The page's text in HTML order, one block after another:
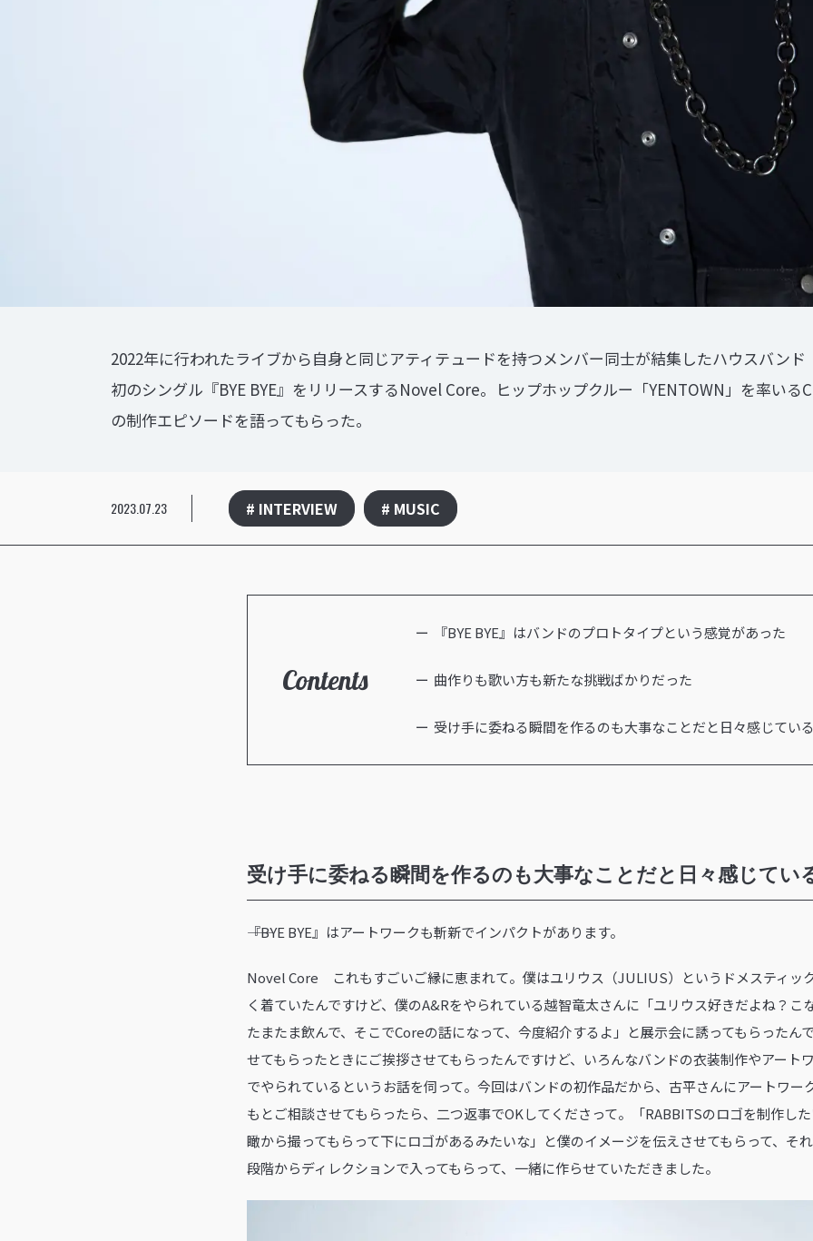
2022年に⾏われたライブから自身と同じアティテュードを持つメンバー同⼠が結集したハウスバン
初のシングル『BYE BYE』をリリースするNovel Core。ヒップホップクルー「YENTOWN」を率い
の制作エピソードを語ってもらった。
2023.07.23 # INTERVIEW # MUSIC
Contents
『BYE BYE』はバンドのプロトタイプという感覚があった
曲作りも歌い方も新たな挑戦ばかりだった
受け手に委ねる瞬間を作るのも大事なことだと日々感じてい
受け手に委ねる瞬間を作るのも大事なことだと日々感じてい
――『BYE BYE』はアートワークも斬新でインパクトがあります。
Novel Core これもすごいご縁に恵まれて。僕はユリウス（JULIUS）というドメスティッ
く着ていたんですけど、僕のA&Rをやられている越智竜太さんに「ユリウス好きだよね？こ
たまたま飲んで、そこでCoreの話になって、今度紹介するよ」と展示会に誘ってもらったん
せてもらったときにご挨拶させてもらったんですけど、いろんなバンドの衣装制作やアート
でやられているというお話を伺って。今回はバンドの初作品だから、古平さんにアートワー
もとご相談させてもらったら、二つ返事でOKしてくださって。「RABBITSのロゴを制作し
瞰から撮ってもらって下にロゴがあるみたいな」と僕のイメージを伝えさせてもらって、そ
段階からディレクションで入ってもらって、一緒に作らせていただきました。